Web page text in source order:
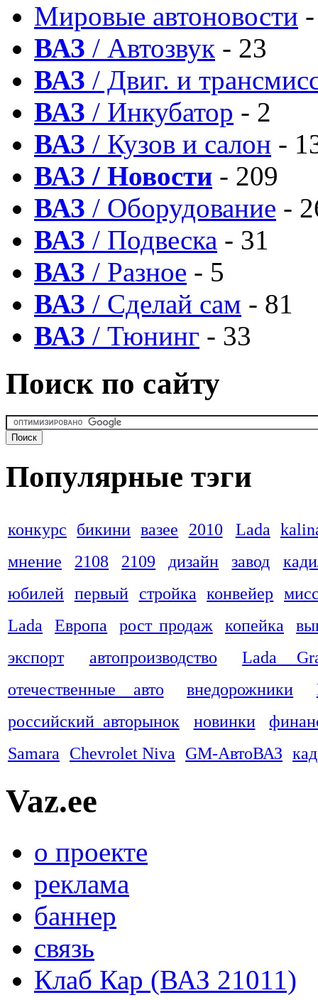
Мировые автоновости
ВАЗ / Автозвук - 23
ВАЗ / Двиг. и
ВАЗ / Инкубатор - 2
ВАЗ / Кузов и салон -
ВАЗ / Новости - 209
ВАЗ / Оборудование -
ВАЗ / Подвеска - 31
ВАЗ / Разное - 5
ВАЗ / Сделай сам - 81
ВАЗ / Тюнинг - 33
Поиск по сайту
Популярные тэги
конкурс бикини вазее 2010 Lada
мнение
2108 2109 дизайн завод
юбилей первый стройка конвейер
Lada
Европа рост продаж копейка
экспорт
автопроизводство
Lada
отечественные авто
внедорожники
российский авторынок
новинки
Samara
Chevrolet Niva GM-АвтоВАЗ
Vaz.ee
о проекте
реклама
баннер
связь
Клаб Кар (ВАЗ 21011)